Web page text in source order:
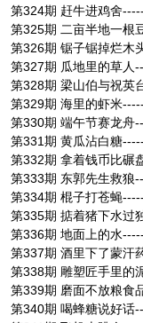
第324期 赶牛进鸡舍
第325期 二亩半地一根
第326期 锯子锯掉烂木
第327期 瓜地里的草人
第328期 梁山伯与祝英
第329期 海里的虾米
第330期 端午节赛龙舟
第331期 黄瓜沾白糖
第332期 拿着钱币比碾
第333期 东郭先生救狼
第334期 棍子打苍蝇
第335期 掂着猪下水过
第336期 地面上的水
第337期 酒里下了蒙汗
第338期 雕塑匠手里的
第339期 磨面不放粮食
第340期 喝蜂糖说好话